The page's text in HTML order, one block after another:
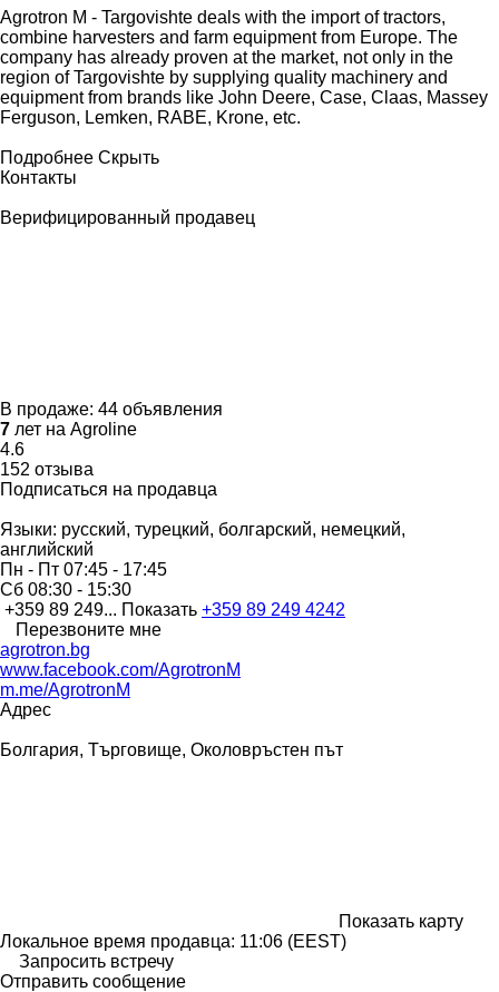
Agrotron M - Targovishte deals with the import of tractors,
combine harvesters and farm equipment from Europe. The
company has already proven at the market, not only in the
region of Targovishte by supplying quality machinery and
equipment from brands like John Deere, Case, Claas, Massey
Ferguson, Lemken, RABE, Krone, etc.
Подробнее Скрыть
Контакты
Верифицированный продавец
В продаже: 44 объявления
7 лет на Agroline
4.6
152 отзыва
Подписаться на продавца
Языки: русский, турецкий, болгарский, немецкий,
английский
Пн - Пт 07:45 - 17:45
Сб 08:30 - 15:30
+359 89 249... Показать +359 89 249 4242
Перезвоните мне
agrotron.bg
www.facebook.com/AgrotronM
m.me/AgrotronM
Адрес
Болгария, Търговище, Околовръстен път
Показать карту
Локальное время продавца: 11:06 (EEST)
Запросить встречу
Отправить сообщение